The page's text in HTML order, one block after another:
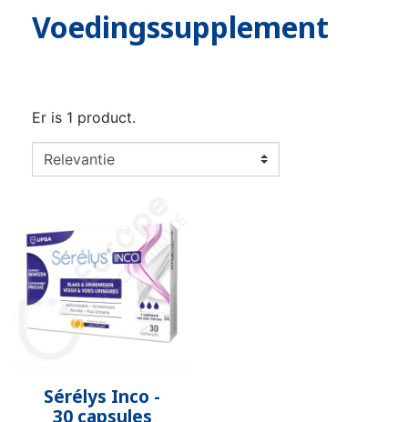
Voedingssupplement
Er is 1 product.
Sérélys Inco -
30 capsules